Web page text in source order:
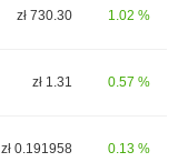
zł 730.30 1.02 %
zł 1.31 0.57 %
zł 0.191958 0.13 %